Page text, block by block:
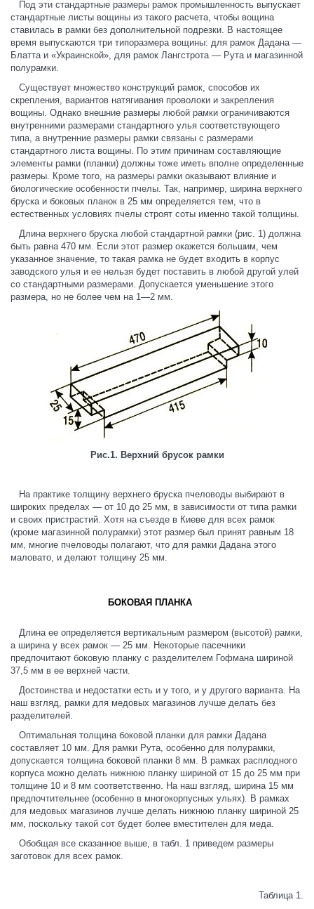
Под эти стандартные размеры рамок промышленность выпускает
стандартные листы вощины из такого расчета, чтобы вощина
ставилась в рамки без дополнительной подрезки. В настоящее
время выпускаются три типоразмера вощины: для рамок Дадана —
Блатта и «Украинской», для рамок Лангстрота — Рута и магазинной
полурамки.
Существует множество конструкций рамок, способов их
скрепления, вариантов натягивания проволоки и закрепления
вощины. Однако внешние размеры любой рамки ограничиваются
внутренними размерами стандартного улья соответствующего
типа, а внутренние размеры рамки связаны с размерами
стандартного листа вощины. По этим причинам составляющие
элементы рамки (планки) должны тоже иметь вполне определенные
размеры. Кроме того, на размеры рамки оказывают влияние и
биологические особенности пчелы. Так, например, ширина верхнего
бруска и боковых планок в 25 мм определяется тем, что в
естественных условиях пчелы строят соты именно такой толщины.
Длина верхнего бруска любой стандартной рамки (рис. 1) должна
быть равна 470 мм. Если этот размер окажется большим, чем
указанное значение, то такая рамка не будет входить в корпус
заводского улья и ее нельзя будет поставить в любой другой улей
со стандартными размерами. Допускается уменьшение этого
размера, но не более чем на 1—2 мм.
Рис.1. Верхний брусок рамки
На практике толщину верхнего бруска пчеловоды выбирают в
широких пределах — от 10 до 25 мм, в зависимости от типа рамки
и своих пристрастий. Хотя на съезде в Киеве для всех рамок
(кроме магазинной полурамки) этот размер был принят равным 18
мм, многие пчеловоды полагают, что для рамки Дадана этого
маловато, и делают толщину 25 мм.
БОКОВАЯ ПЛАНКА
Длина ее определяется вертикальным размером (высотой) рамки,
а ширина у всех рамок — 25 мм. Некоторые пасечники
предпочитают боковую планку с разделителем Гофмана шириной
37,5 мм в ее верхней части.
Достоинства и недостатки есть и у того, и у другого варианта. На
наш взгляд, рамки для медовых магазинов лучше делать без
разделителей.
Оптимальная толщина боковой планки для рамки Дадана
составляет 10 мм. Для рамки Рута, особенно для полурамки,
допускается толщина боковой планки 8 мм. В рамках расплодного
корпуса можно делать нижнюю планку шириной от 15 до 25 мм при
толщине 10 и 8 мм соответственно. На наш взгляд, ширина 15 мм
предпочтительнее (особенно в многокорпусных ульях). В рамках
для медовых магазинов лучше делать нижнюю планку шириной 25
мм, поскольку такой сот будет более вместителен для меда.
Обобщая все сказанное выше, в табл. 1 приведем размеры
заготовок для всех рамок.
Таблица 1.